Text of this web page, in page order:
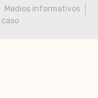
Medios informativos